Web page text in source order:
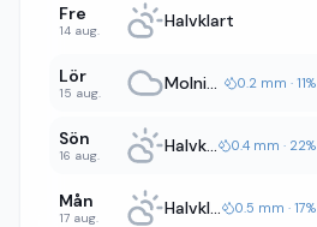
Fre
14 aug. Halvklart
Lör
15 aug. Molnigt 0.2 mm · 11%
Sön
16 aug. Halvklart 0.4 mm · 22%
Mån
17 aug. Halvklart 0.5 mm · 17%